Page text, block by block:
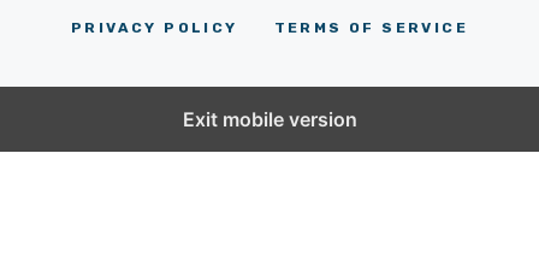
PRIVACY POLICY TERMS OF SERVICE
Exit mobile version